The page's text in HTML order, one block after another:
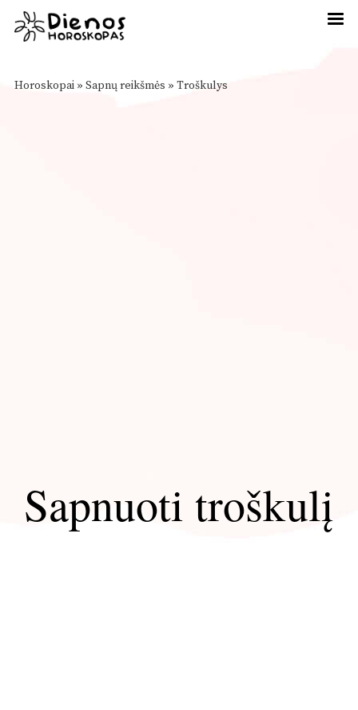
Horoskopai » Sapnų reikšmės » Troškulys
Sapnuoti troškulį